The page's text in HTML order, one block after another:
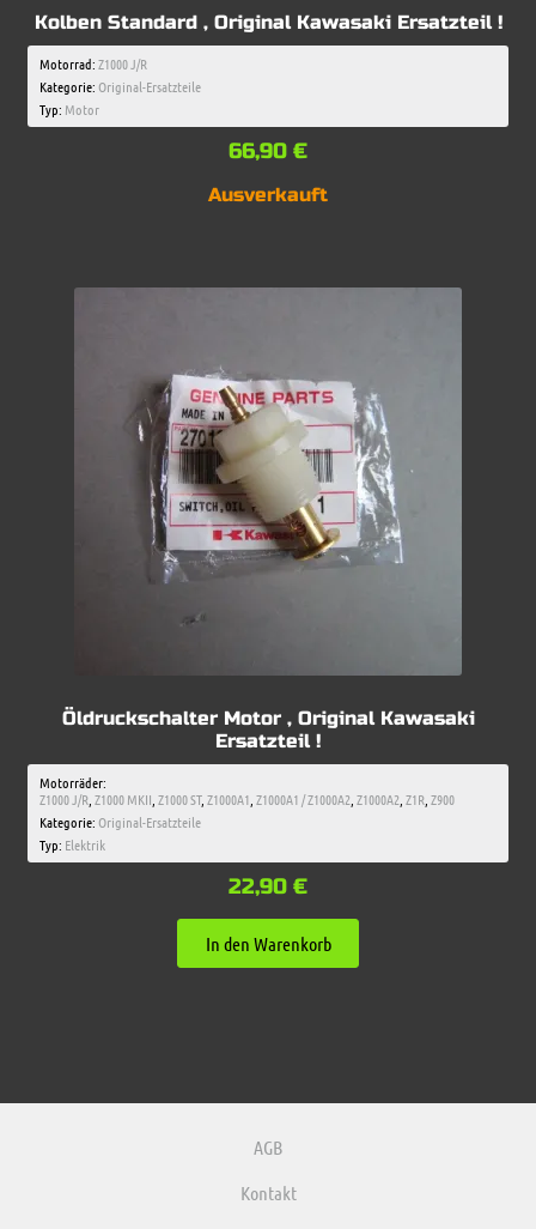
Kolben Standard , Original Kawasaki Ersatzteil !
Motorrad:Z1000 J/R
Kategorie:Original-Ersatzteile
Typ: Motor
66,90 €
Ausverkauft
Öldruckschalter Motor , Original Kawasaki
Ersatzteil !
Motorräder:
Z1000 J/R, Z1000 MKII Z1000 ST, Z1000A1 Z1000A1 / Z1000A2 Z1000A2 Z1R, Z900
Kategorie:Original-Ersatzteile
Typ: Elektrik
22,90 €
In den Warenkorb
AGB
Kontakt